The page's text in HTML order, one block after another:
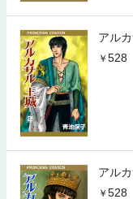
アル
528
アル
528